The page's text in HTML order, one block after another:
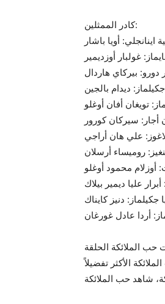
كادر الممثلين:
اينانجلي: أويا باشار
غولبار أوزديمير
دورو: بيركاي هاردال
ديدام بالجين
تويغان أفان أوغلو
أجار: سيركان كورور
علي هان أراجي
روميساء أرسلان
أوزلام محمود أوغلو
عليا ديمير بيلاك
جكيلماز: دنيز كايناك
أردا عادل غورغان
الملائكة الحلقة
الأكثر تفضيلاً
شاهد حب الملائكة